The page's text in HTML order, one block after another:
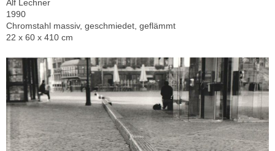
Alf Lechner
1990
Chromstahl massiv, geschmiedet, geflämmt
22 x 60 x 410 cm